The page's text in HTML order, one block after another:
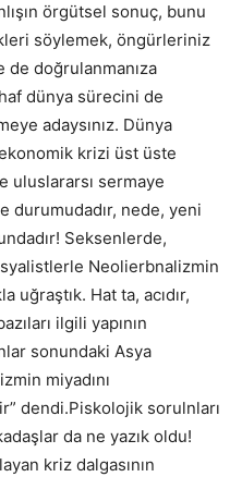
örgütsel sonuç, bunu
söylemek, öngürleriniz
de doğrulanmanıza
dünya sürecini de
adaysınız. Dünya
krizi üst üste
uluslararsı sermaye
durumudadır, nede, yeni
Seksenlerde,
Neolierbnalizmin
uğraştık. Hat ta, acıdır,
ilgili yapının
sonundaki Asya
miyadını
dendi.Piskolojik sorulnları
da ne yazık oldu!
kriz dalgasının